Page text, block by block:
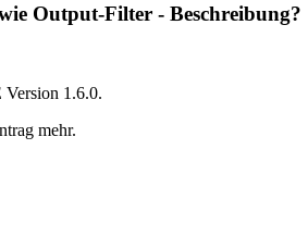
Output-Filter - Beschreibung?
Version 1.6.0.
mehr.